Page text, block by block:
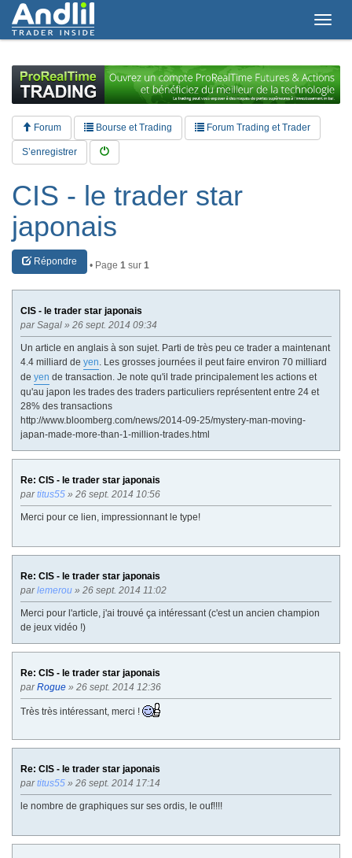
T
g
l
e
n
Forum Bourse et Trading Forum Trading et Trader
S’enregistrer
CIS - le trader star
japonais
Répondre • Page 1 sur 1
CIS - le trader star japonais
parSagal » 26 sept. 2014 09:34
Un article en anglais à son sujet. Parti de très peu ce trader a maintenant
4.4 milliard de yen. Les grosses journées il peut faire environ 70 milliard
de yen de transaction. Je note qu'il trade principalement les actions et
qu'au japon les trades des traders particuliers représentent entre 24 et
28% des transactions
http://www.bloomberg.com/news/2014-09-25/mystery-man-moving-
japan-made-more-than-1-million-trades.html
Re: CIS - le trader star japonais
partitus55 » 26 sept. 2014 10:56
Merci pour ce lien, impressionnant le type!
Re: CIS - le trader star japonais
parlemerou » 26 sept. 2014 11:02
Merci pour l'article, j'ai trouvé ça intéressant (c'est un ancien champion
de jeux vidéo !)
Re: CIS - le trader star japonais
parRogue » 26 sept. 2014 12:36
Très très intéressant, merci !
Re: CIS - le trader star japonais
partitus55 » 26 sept. 2014 17:14
le nombre de graphiques sur ses ordis, le ouf!!!!